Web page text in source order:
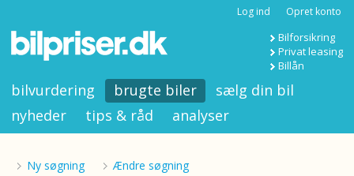
Log ind Opret konto
Bilforsikring
Privat leasing
Billån
bilvurdering brugte biler
sælg din bil
nyheder
tips & råd analyser
Ny søgning Ændre søgning